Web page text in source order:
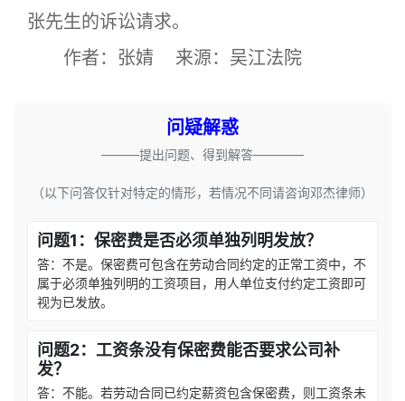
张先生的诉讼请求。
作者：张婧 来源：吴江法院
问疑解惑
———提出问题、得到解答————
（以下问答仅针对特定的情形，若情况不同请咨询邓杰律师）
问题1：保密费是否必须单独列明发放？
答：不是。保密费可包含在劳动合同约定的正常工资中，不
属于必须单独列明的工资项目，用人单位支付约定工资即可
视为已发放。
问题2：工资条没有保密费能否要求公司补
发？
答：不能。若劳动合同已约定薪资包含保密费，则工资条未